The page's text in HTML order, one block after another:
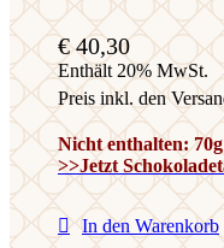
€40,30
Enthält 20% MwSt.
Preis inkl. den
Nicht enthalten:
>>Jetzt
In den Warenkorb